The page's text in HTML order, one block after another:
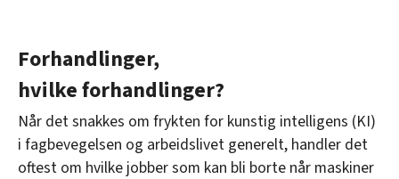
Forhandlinger,
hvilke forhandlinger?
Når det snakkes om frykten for kunstig intelligens (KI)
i fagbevegelsen og arbeidslivet generelt, handler det
oftest om hvilke jobber som kan bli borte når maskiner